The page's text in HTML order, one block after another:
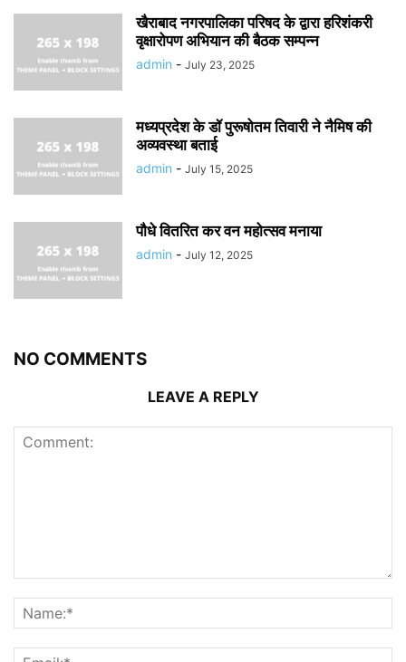
खैराबाद नगरपालिका परिषद के द्वारा हरिशंकरी
वृक्षारोपण अभियान की बैठक सम्पन्न
admin - July 23, 2025
मध्यप्रदेश के डॉ पुरूषोतम तिवारी ने नैमिष की
अव्यवस्था बताई
admin - July 15, 2025
पौधे वितरित कर वन महोत्सव मनाया
admin - July 12, 2025
NO COMMENTS
LEAVE A REPLY